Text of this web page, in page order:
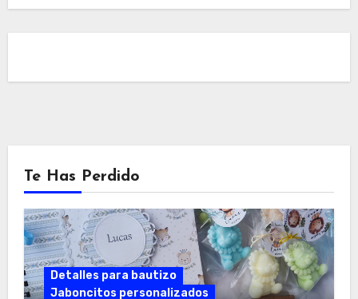
Te Has Perdido
Detalles para bautizo
Jaboncitos personalizados